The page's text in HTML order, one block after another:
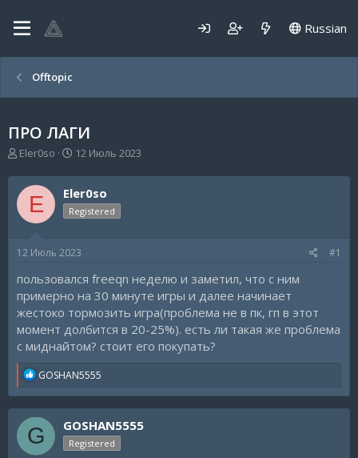
Russian
Offtopic
ПРО ЛАГИ
А
т
о
р
т
м
Eler0so
Д
т
а
н
а
а
12 Июль 2023
E Eler0so
Registered
12 Июль 2023 #1
пользовался freeqn неделю и заметил, что с ним
примерно на 30 минуте игры и далее начинает
жестоко тормозить игра(проблема не в пк, гп в этот
момент долбится в 20-25%). есть ли такая же проблема
с миднайтом? стоит его покупать?
R
a
c
t
i
o
GOSHAN5555
G GOSHAN5555
Registered